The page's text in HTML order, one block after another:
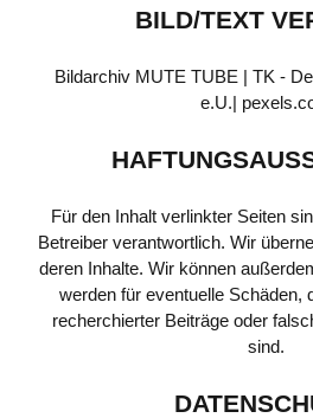
BILD/TEXT
Bildarchiv MUTE TUBE | TK -
e.U.|
Für den Inhalt verlinkter Seiten
Betreiber verantwortlich. Wir
deren Inhalte. Wir können
werden für eventuelle Schäden,
recherchierter Beiträge oder
sind.